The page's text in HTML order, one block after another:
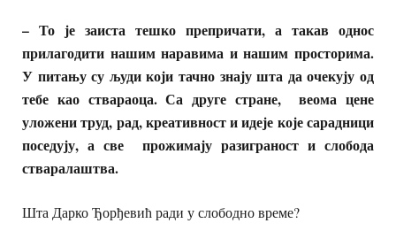
– То је заиста тешко препричати, а такав однос
прилагодити нашим наравима и нашим просторима.
У питању су људи који тачно знају шта да очекују од
тебе као ствараоца. Са друге стране, веома цене
уложени труд, рад, креативност и идеје које сарадници
поседују, а све
прожимају разиграност и слобода
стваралаштва.
Шта Дарко Ђорђевић ради у слободно време?